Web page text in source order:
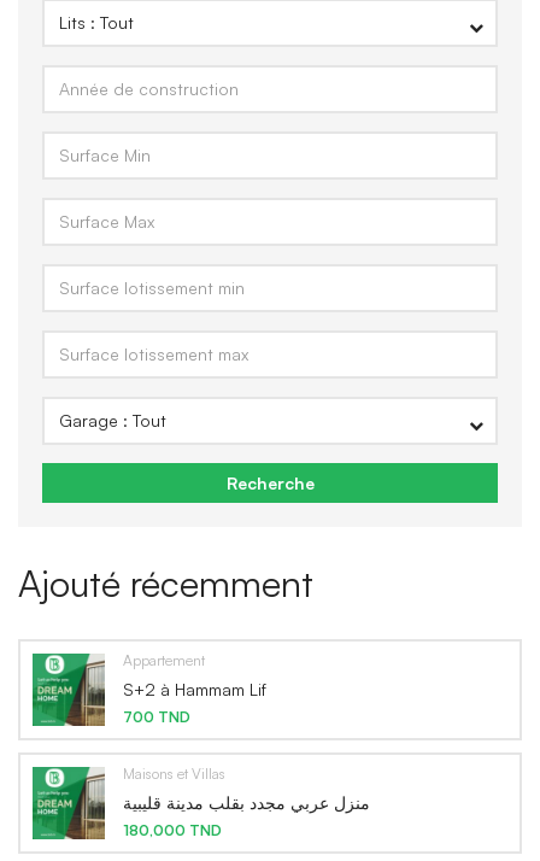
Recherche
Ajouté récemment
Appartement
S+2 à Hammam Lif
700 TND
Maisons et Villas
منزل عربي مجدد بقلب مدينة قليبية
180,000 TND